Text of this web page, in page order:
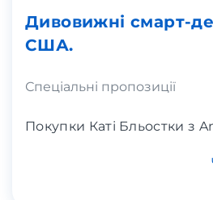
Дивовижні смарт-
США.
Спеціальні пропозиції
Покупки Каті Бльостки з